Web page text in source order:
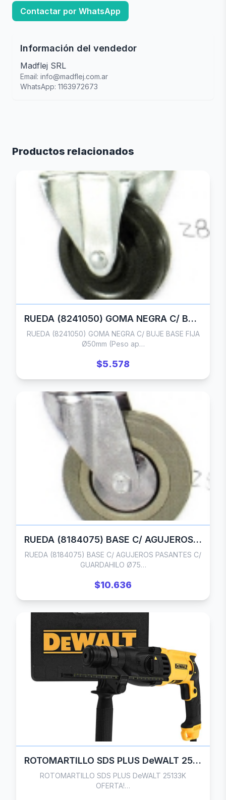
Contactar por WhatsApp
Información del vendedor
Madflej SRL
Email: info@madflej.com.ar
WhatsApp: 1163972673
Productos relacionados
RUEDA (8241050) GOMA NEGRA C/ BUJE BASE FIJA Ø50mm (Peso aprox 50kg)
RUEDA (8241050) GOMA NEGRA C/ BUJE BASE FIJA
Ø50mm (Peso ap…
$5.578
RUEDA (8184075) BASE C/ AGUJEROS PASANTES C/ GUARDAHILO Ø75mm (Peso aprox 70kg)
RUEDA (8184075) BASE C/ AGUJEROS PASANTES C/
GUARDAHILO Ø75…
$10.636
ROTOMARTILLO SDS PLUS DeWALT 25133K OFERTA!
ROTOMARTILLO SDS PLUS DeWALT 25133K
OFERTA!…